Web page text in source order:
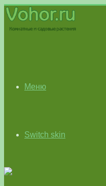
Меню
Switch skin